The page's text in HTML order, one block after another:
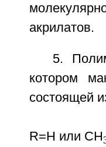
акрилатов.
5.
котором
состоящей
R=Н или СН